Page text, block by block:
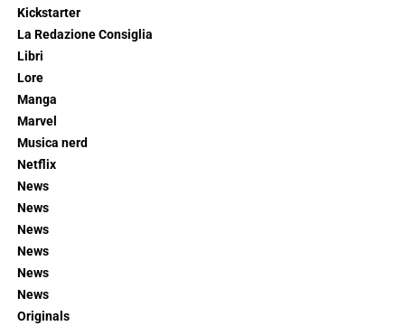
Kickstarter
La Redazione Consiglia
Libri
Lore
Manga
Marvel
Musica nerd
Netflix
News
News
News
News
News
News
Originals